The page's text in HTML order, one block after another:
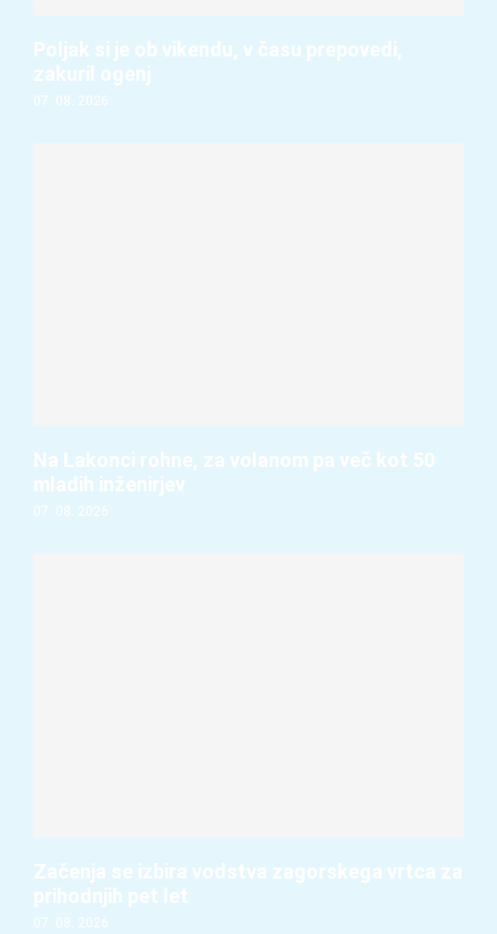
Poljak si je ob vikendu, v času prepovedi,
zakuril ogenj
07. 08. 2026
Na Lakonci rohne, za volanom pa več kot 50
mladih inženirjev
07. 08. 2026
Začenja se izbira vodstva zagorskega vrtca za
prihodnjih pet let
07. 08. 2026